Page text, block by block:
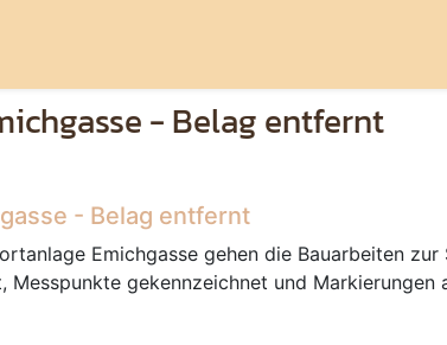
- Belag entfernt
- Belag entfernt
Emichgasse gehen die Bauarbeiten
gekennzeichnet und